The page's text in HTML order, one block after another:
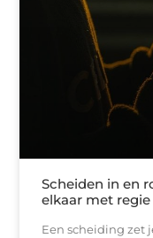
Scheiden in en
elkaar met
Een scheiding zet